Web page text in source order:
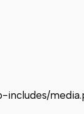
includes/